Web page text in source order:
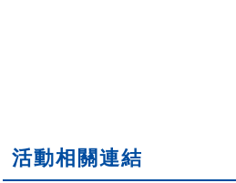
活動相關連結